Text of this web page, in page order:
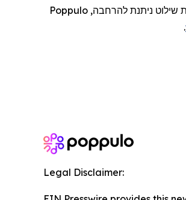
שילוט ניתנת להרחבה,
Poppulo
.
Legal Disclaimer: